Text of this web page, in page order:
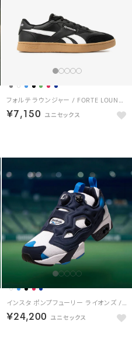
フォルテ ラウンジャー / FORTE LOUNGER （ブラック）
￥7,150
インスタ ポンプフューリー ライオンズ / INSTAPUMP FURY 94 LIONS
￥24,200